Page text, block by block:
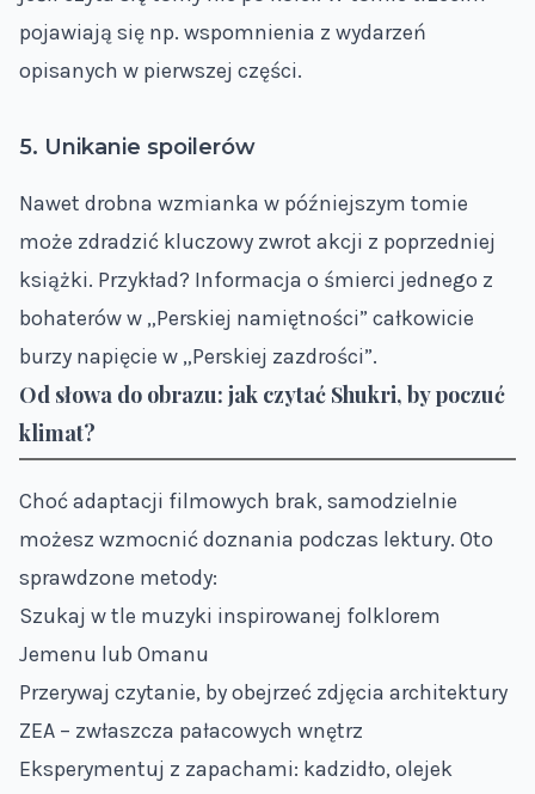
pojawiają się np. wspomnienia z wydarzeń
opisanych w pierwszej części.
5. Unikanie spoilerów
Nawet drobna wzmianka w późniejszym tomie
może zdradzić kluczowy zwrot akcji z poprzedniej
książki. Przykład? Informacja o śmierci jednego z
bohaterów w „Perskiej namiętności” całkowicie
burzy napięcie w „Perskiej zazdrości”.
Od słowa do obrazu: jak czytać Shukri, by poczuć
klimat?
Choć adaptacji filmowych brak, samodzielnie
możesz wzmocnić doznania podczas lektury. Oto
sprawdzone metody:
Szukaj w tle muzyki inspirowanej folklorem
Jemenu lub Omanu
Przerywaj czytanie, by obejrzeć zdjęcia architektury
ZEA – zwłaszcza pałacowych wnętrz
Eksperymentuj z zapachami: kadzidło, olejek